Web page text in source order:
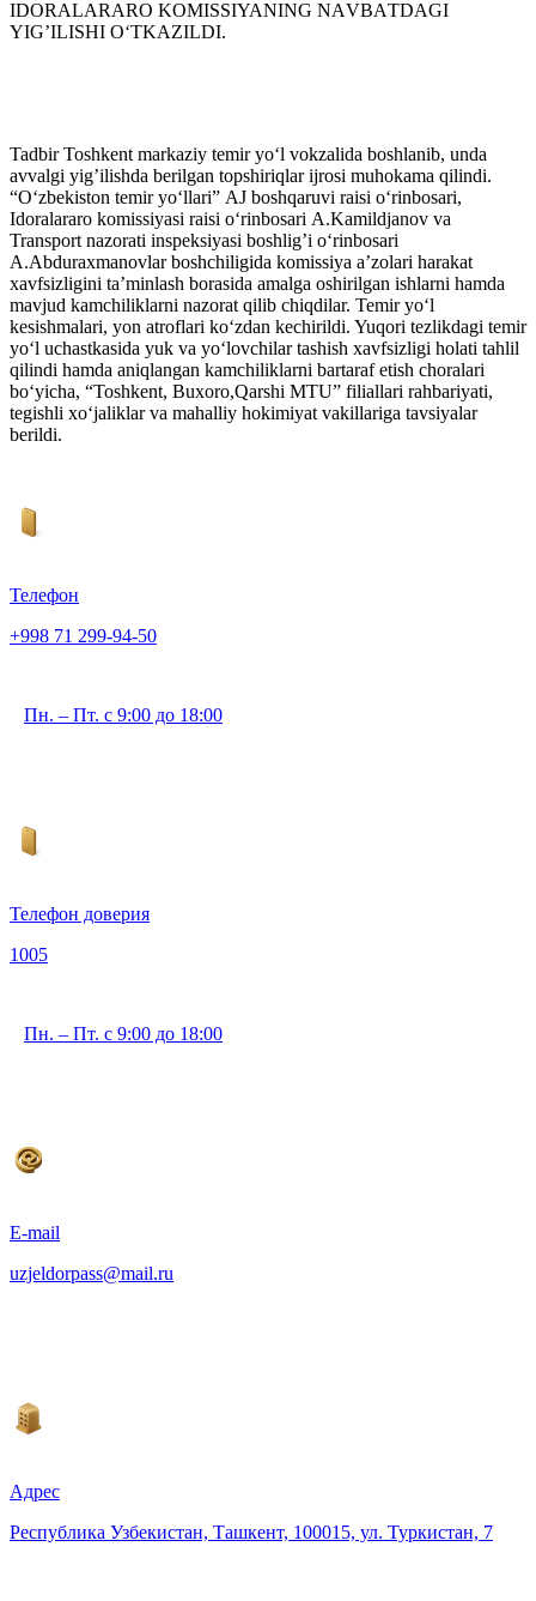
IDORАLАRАRO KOMISSIYANING NАVBАTDАGI
YIGʼILISHI O‘TKАZILDI.
Tadbir Toshkent markaziy temir yo‘l vokzalida boshlanib, unda
avvalgi yigʼilishda berilgan topshiriqlar ijrosi muhokama qilindi.
“O‘zbekiston temir yo‘llari” АJ boshqaruvi raisi o‘rinbosari,
Idoralararo komissiyasi raisi o‘rinbosari А.Kamildjanov va
Transport nazorati inspeksiyasi boshligʼi o‘rinbosari
А.Аbduraxmanovlar boshchiligida komissiya aʼzolari harakat
xavfsizligini taʼminlash borasida amalga oshirilgan ishlarni hamda
mavjud kamchiliklarni nazorat qilib chiqdilar. Temir yo‘l
kesishmalari, yon atroflari ko‘zdan kechirildi. Yuqori tezlikdagi temir
yo‘l uchastkasida yuk va yo‘lovchilar tashish xavfsizligi holati tahlil
qilindi hamda aniqlangan kamchiliklarni bartaraf etish choralari
bo‘yicha, “Toshkent, Buxoro,Qarshi MTU” filiallari rahbariyati,
tegishli xo‘jaliklar va mahalliy hokimiyat vakillariga tavsiyalar
berildi.
Телефон
+998 71 299-94-50
Пн. – Пт. с 9:00 до 18:00
Телефон доверия
1005
Пн. – Пт. с 9:00 до 18:00
E-mail
uzjeldorpass@mail.ru
Адрес
Республика Узбекистан, Ташкент, 100015, ул. Туркистан, 7